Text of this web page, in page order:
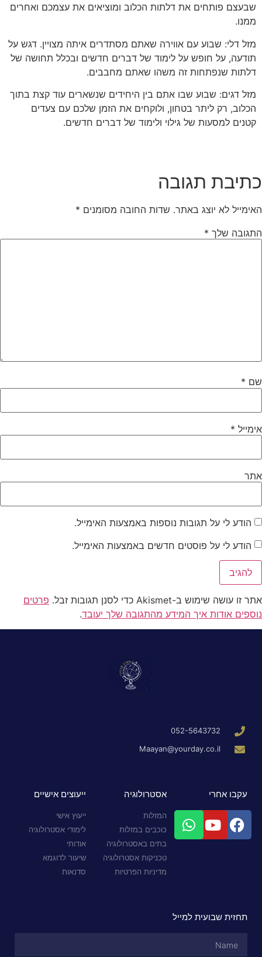
שבעצם פותחים את דלתות הכלוב ומוציאים את עצמכם ואחרים
ממנו.
מזל דלי: שבוע עם אווירה שאתם מסתדרים איתה מצויין. דגש על
תודעה, על חופש על לימוד של דברים חדשים ובכלל תחושה של
דלתות שנפתחות זה משהו שאתם מחבבים.
מזל דגים: שבוע שבו אתם בין היחידים שנשארים עוד קצת בתוך
הכלוב, רק ליתר בטחון, ולוקחים את הזמן שלכם עם צעדים
קטנים למסעות של גילוי ולימוד של דברים חדשים.
כתיבת תגובה
האימייל לא יוצג באתר. שדות החובה מסומנים *
התגובה שלך *
שם *
אימייל *
אתר
הודע לי על תגובות נוספות באמצעות האימייל.
הודע לי על פוסטים חדשים באמצעות האימייל.
אתר זו עושה שימוש ב-Akismet כדי לסנן תגובות זבל.
פרטים
נוספים אודות איך המידע מהתגובה שלך יעובד.
052-5643732
Maayan@yourday.co.il
עקבו אחרי אסטרולוגיה
המזלות
כוכבים במזלות
בתים באסטרולוגיה
טכניקות אסטרולוגיה
מדיניות הפרטיות
ייעוצים אישיים
ייעוץ אישי
לימודי אסטרולוגיה
אודותי
שיעור לדוגמא
סדנאות
תחזית שבועית למייל